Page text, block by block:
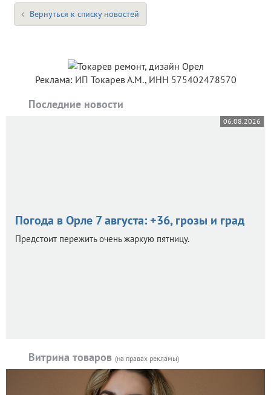
Вернуться к списку новостей
Реклама: ИП Токарев А.М., ИНН 575402478570
Последние новости
06.08.2026
Погода в Орле 7 августа: +36, грозы и град
Предстоит пережить очень жаркую пятницу.
Витрина товаров (на правах рекламы)